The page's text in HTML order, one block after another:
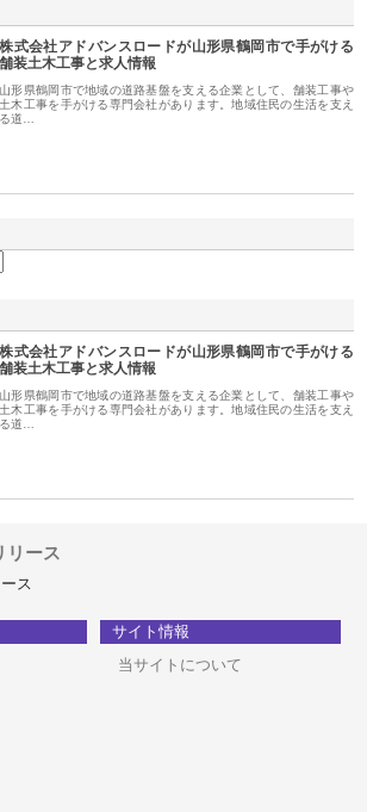
株式会社アドバンスロードが山形県鶴岡市で手がける
舗装土木工事と求人情報
山形県鶴岡市で地域の道路基盤を支える企業として、舗装工事や
土木工事を手がける専門会社があります。地域住民の生活を支え
る道…
株式会社アドバンスロードが山形県鶴岡市で手がける
舗装土木工事と求人情報
山形県鶴岡市で地域の道路基盤を支える企業として、舗装工事や
土木工事を手がける専門会社があります。地域住民の生活を支え
る道…
リース
ス
サイト情報
当サイトについて